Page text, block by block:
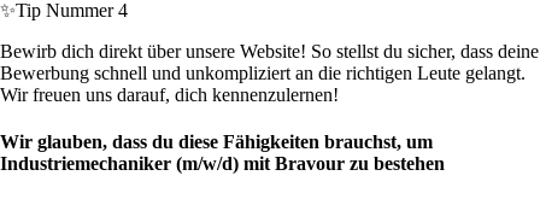
✨Tip Nummer 4
Bewirb dich direkt über unsere Website! So stellst du sicher, dass deine
Bewerbung schnell und unkompliziert an die richtigen Leute gelangt.
Wir freuen uns darauf, dich kennenzulernen!
Wir glauben, dass du diese Fähigkeiten brauchst, um
Industriemechaniker (m/w/d) mit Bravour zu bestehen